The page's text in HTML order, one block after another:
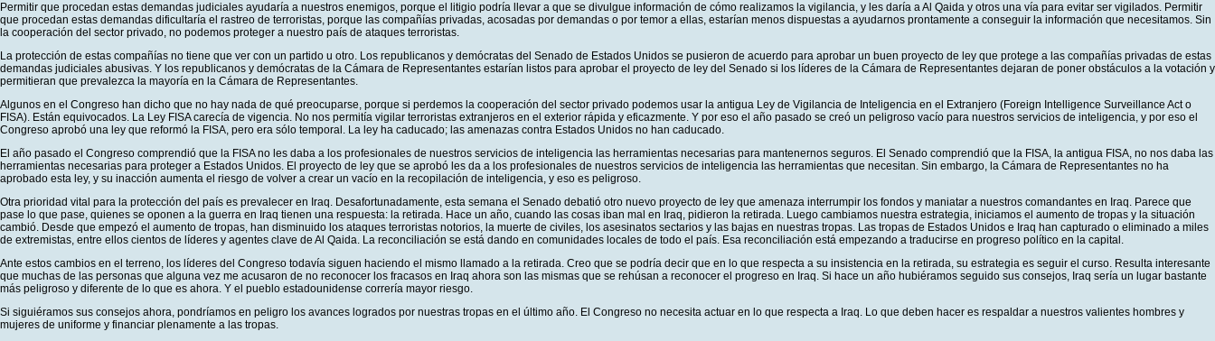
Permitir que procedan estas demandas judiciales ayudaría a nuestros enemigos, porque el litigio podría llevar a que se divulgue información de cómo realizamos la vigilancia, y les daría a Al Qaida y otros una vía para evitar ser vigilados. Permitir
que procedan estas demandas dificultaría el rastreo de terroristas, porque las compañías privadas, acosadas por demandas o por temor a ellas, estarían menos dispuestas a ayudarnos prontamente a conseguir la información que necesitamos. Sin
la cooperación del sector privado, no podemos proteger a nuestro país de ataques terroristas.
La protección de estas compañías no tiene que ver con un partido u otro. Los republicanos y demócratas del Senado de Estados Unidos se pusieron de acuerdo para aprobar un buen proyecto de ley que protege a las compañías privadas de estas
demandas judiciales abusivas. Y los republicanos y demócratas de la Cámara de Representantes estarían listos para aprobar el proyecto de ley del Senado si los líderes de la Cámara de Representantes dejaran de poner obstáculos a la votación y
permitieran que prevalezca la mayoría en la Cámara de Representantes.
Algunos en el Congreso han dicho que no hay nada de qué preocuparse, porque si perdemos la cooperación del sector privado podemos usar la antigua Ley de Vigilancia de Inteligencia en el Extranjero (Foreign Intelligence Surveillance Act o
FISA). Están equivocados. La Ley FISA carecía de vigencia. No nos permitía vigilar terroristas extranjeros en el exterior rápida y eficazmente. Y por eso el año pasado se creó un peligroso vacío para nuestros servicios de inteligencia, y por eso el
Congreso aprobó una ley que reformó la FISA, pero era sólo temporal. La ley ha caducado; las amenazas contra Estados Unidos no han caducado.
El año pasado el Congreso comprendió que la FISA no les daba a los profesionales de nuestros servicios de inteligencia las herramientas necesarias para mantenernos seguros. El Senado comprendió que la FISA, la antigua FISA, no nos daba las
herramientas necesarias para proteger a Estados Unidos. El proyecto de ley que se aprobó les da a los profesionales de nuestros servicios de inteligencia las herramientas que necesitan. Sin embargo, la Cámara de Representantes no ha
aprobado esta ley, y su inacción aumenta el riesgo de volver a crear un vacío en la recopilación de inteligencia, y eso es peligroso.
Otra prioridad vital para la protección del país es prevalecer en Iraq. Desafortunadamente, esta semana el Senado debatió otro nuevo proyecto de ley que amenaza interrumpir los fondos y maniatar a nuestros comandantes en Iraq. Parece que
pase lo que pase, quienes se oponen a la guerra en Iraq tienen una respuesta: la retirada. Hace un año, cuando las cosas iban mal en Iraq, pidieron la retirada. Luego cambiamos nuestra estrategia, iniciamos el aumento de tropas y la situación
cambió. Desde que empezó el aumento de tropas, han disminuido los ataques terroristas notorios, la muerte de civiles, los asesinatos sectarios y las bajas en nuestras tropas. Las tropas de Estados Unidos e Iraq han capturado o eliminado a miles
de extremistas, entre ellos cientos de líderes y agentes clave de Al Qaida. La reconciliación se está dando en comunidades locales de todo el país. Esa reconciliación está empezando a traducirse en progreso político en la capital.
Ante estos cambios en el terreno, los líderes del Congreso todavía siguen haciendo el mismo llamado a la retirada. Creo que se podría decir que en lo que respecta a su insistencia en la retirada, su estrategia es seguir el curso. Resulta interesante
que muchas de las personas que alguna vez me acusaron de no reconocer los fracasos en Iraq ahora son las mismas que se rehúsan a reconocer el progreso en Iraq. Si hace un año hubiéramos seguido sus consejos, Iraq sería un lugar bastante
más peligroso y diferente de lo que es ahora. Y el pueblo estadounidense correría mayor riesgo.
Si siguiéramos sus consejos ahora, pondríamos en peligro los avances logrados por nuestras tropas en el último año. El Congreso no necesita actuar en lo que respecta a Iraq. Lo que deben hacer es respaldar a nuestros valientes hombres y
mujeres de uniforme y financiar plenamente a las tropas.